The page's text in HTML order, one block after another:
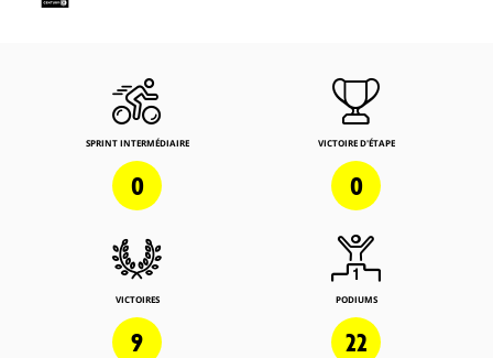
SPRINT INTERMÉDIAIRE
0
VICTOIRE D'ÉTAPE
0
VICTOIRES
9
PODIUMS
22